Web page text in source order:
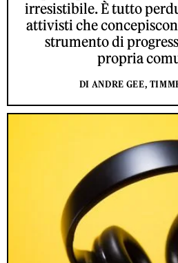
irresistibile. È tutto
attivisti che
strumento di
propria
DI ANDRE GEE,